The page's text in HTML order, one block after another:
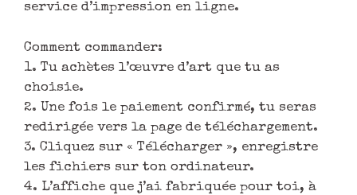
service d’impression en ligne.
Comment commander:
1. Tu achètes l’œuvre d’art que tu as
choisie.
2. Une fois le paiement confirmé, tu seras
redirigée vers la page de téléchargement.
3. Cliquez sur « Télécharger », enregistre
les fichiers sur ton ordinateur.
4. L’affiche que j’ai fabriquée pour toi, à